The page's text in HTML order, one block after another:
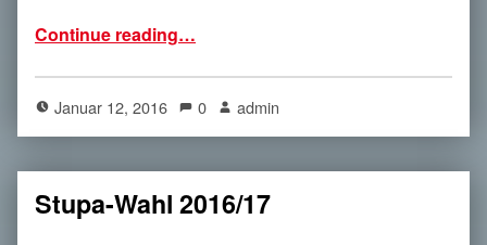
Continue reading…
Januar 12, 2016 0 admin
Stupa-Wahl 2016/17